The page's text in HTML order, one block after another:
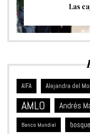
Las
AIFA Alejandra del
AMLO Andrés
Banco Mundial